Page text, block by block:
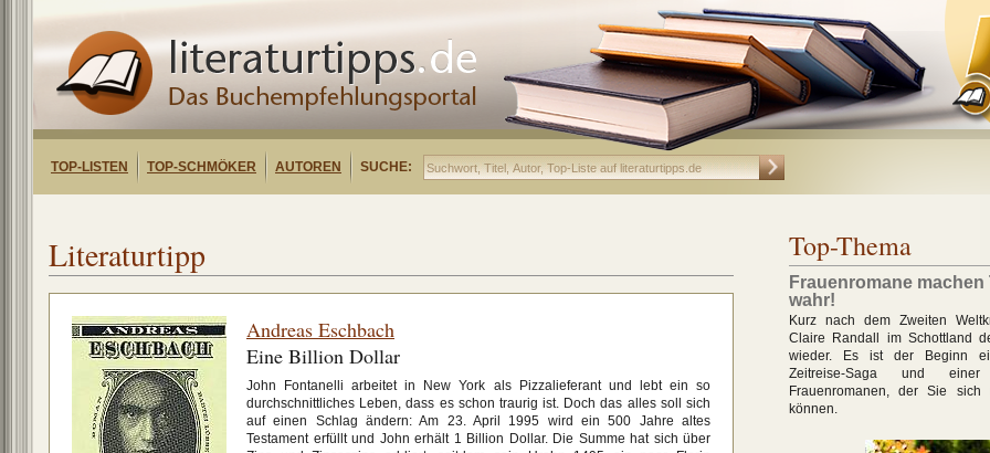
TOP-LISTEN TOP-SCHMÖKER AUTOREN SUCHE:
Literaturtipp
Andreas Eschbach
Eine Billion Dollar
John Fontanelli arbeitet in New York als Pizzalieferant und lebt ein so
durchschnittliches Leben, dass es schon traurig ist. Doch das alles soll sich
auf einen Schlag ändern: Am 23. April 1995 wird ein 500 Jahre altes
Testament erfüllt und John erhält 1 Billion Dollar. Die Summe hat sich über
Top-Thema
Frauenromane machen
wahr!
Kurz nach dem Zweiten
Claire Randall im Schottland
wieder. Es ist der Beginn
Zeitreise-Saga und
Frauenromanen, der Sie sich
können.